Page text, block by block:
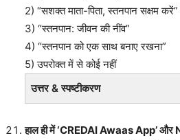
2) “सशक्त माता-पिता, स्तनपान सक्षम करें”
3) “स्तनपान: जीवन की नींव”
4) “स्तनपान को एक साथ बनाए रखना”
5) उपरोक्त में से कोई नहीं
उत्तर & स्पष्टीकरण
हाल ही में ‘CREDAI Awaas App’ और